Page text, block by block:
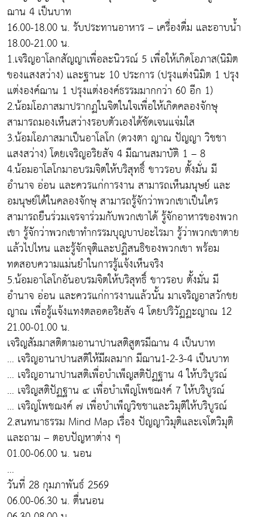
ฌาน 4 เป็นบาท
16.00-18.00 น. รับประทานอาหาร – เครื่องดื่ม และอาบน้ำ
18.00-21.00 น.
1.เจริญอาโลกสัญญาเพื่อละนิวรณ์ 5 เพื่อให้เกิดโอภาส(นิมิต
ของแสงสว่าง) และฐานะ 10 ประการ (ปรุงแต่งนิมิต 1 ปรุง
แต่งองค์ฌาน 1 ปรุงแต่งองค์ธรรมมากกว่า 60 อีก 1)
2.น้อมโอภาสมาปรากฏในจิตในใจเพื่อให้เกิดคลองจักษุ
สามารถมองเห็นสว่างรอบตัวเองได้ชัดเจนแจ่มใส
3.น้อมโอภาสมาเป็นอาโลโก (ดวงตา ญาณ ปัญญา วิชชา
แสงสว่าง) โดยเจริญอริยสัจ 4 มีฌานสมาบัติ 1 – 8
4.น้อมอาโลโกมาอบรมจิตให้บริสุทธิ์ ขาวรอบ ตั้งมั่น มี
อำนาจ อ่อน และควรแก่การงาน สามารถเห็นมนุษย์ และ
อมนุษย์ได้ในคลองจักษุ สามารถรู้จักว่าพวกเขาเป็นใคร
สามารถยืนร่วมเจรจาร่วมกับพวกเขาได้ รู้จักอาหารของพวก
เขา รู้จักว่าพวกเขาทำกรรมบุญบาปอะไรมา รู้ว่าพวกเขาตาย
แล้วไปไหน และรู้จักจุติและปฏิสนธิของพวกเขา พร้อม
ทดสอบความแม่นยำในการรู้แจ้งเห็นจริง
5.น้อมอาโลโกอันอบรมจิตให้บริสุทธิ์ ขาวรอบ ตั้งมั่น มี
อำนาจ อ่อน และควรแก่การงานแล้วนั้น มาเจริญอาสวักขย
ญาณ เพื่อรู้แจ้งแทงตลอดอริยสัจ 4 โดยปริวัฏฏะญาณ 12
21.00-01.00 น.
เจริญสัมมาสติตามอานาปานสติสูตรมีฌาน 4 เป็นบาท
... เจริญอานาปานสติให้มีผลมาก มีฌาน1-2-3-4 เป็นบาท
... เจริญอานาปานสติเพื่อบำเพ็ญสติปัฏฐาน 4 ให้บริบูรณ์
... เจริญสติปัฏฐาน ๔ เพื่อบำเพ็ญโพชฌงค์ 7 ให้บริบูรณ์
... เจริญโพชฌงค์ ๗ เพื่อบำเพ็ญวิชชาและวิมุติให้บริบูรณ์
2.สนทนาธรรม Mind Map เรื่อง ปัญญาวิมุติและเจโตวิมุติ
และถาม – ตอบปัญหาต่าง ๆ
01.00-06.00 น. นอน
...
วันที่ 28 กุมภาพันธ์ 2569
06.00-06.30 น. ตื่นนอน